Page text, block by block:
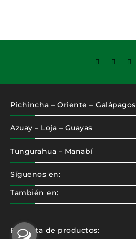
Pichincha – Oriente – Galápagos
Azuay – Loja – Guayas
Tungurahua – Manabí
Síguenos en:
También en:
Etiqueta de productos: